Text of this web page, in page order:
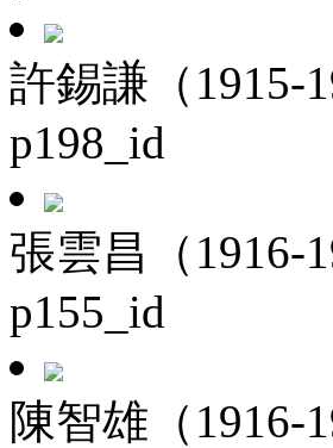
許錫謙（1915-
p198_id
張雲昌（1916-
p155_id
陳智雄（1916-